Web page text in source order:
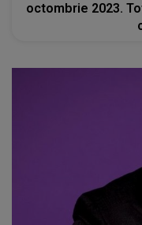
octombrie 2023.